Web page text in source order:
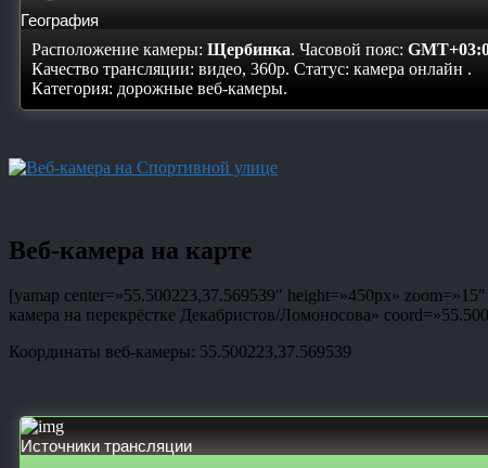
География
Расположение камеры: Щербинка. Часовой пояс:
Качество трансляции: видео, 360p. Статус: камера онлайн .
Категория: дорожные веб-камеры.
Веб-камера на карте
[yamap center=»55.500223,37.569539″ height=»450px»
камера на перекрёстке Декабристов/Ломоносова»
Координаты веб-камеры: 55.500223,37.569539
Источники трансляции